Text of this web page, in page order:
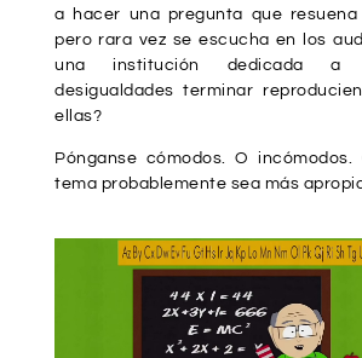
a hacer una pregunta que
pero rara vez se escucha en los
una institución dedicada a
desigualdades terminar
ellas?
Pónganse cómodos. O
tema probablemente sea más